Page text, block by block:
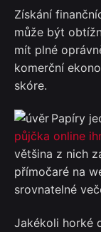
Získání
může být
mít plné
komerční
skóre.
Papíry
půjčka online
většina z nich
přímočaré na
srovnatelné
Jakékoli horké